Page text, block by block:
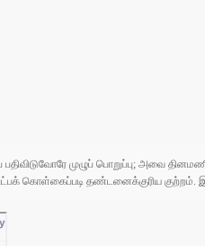
முழுப் பொறுப்பு; அவை
கொள்கைப்படி தண்டனைக்குரிய குற்றம்.